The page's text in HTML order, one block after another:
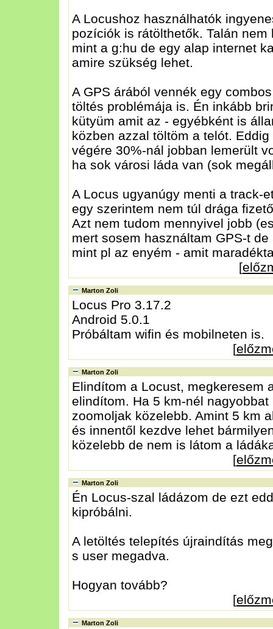
A Locushoz használhatók
pozíciók is rátölthetők. Talán
mint a g:hu de egy alap internet
amire szükség lehet.
A GPS árából vennék egy
töltés problémája is. Én inkább
kütyüm amit az - egyébként is
közben azzal töltöm a telót.
végére 30%-nál jobban lemerült
ha sok városi láda van (sok
A Locus ugyanúgy menti a track-
egy szerintem nem túl drága
Azt nem tudom mennyivel jobb
mert sosem használtam GPS-t
mint pl az enyém - amit
[
Marton Zoli
Locus Pro 3.17.2
Android 5.0.1
Próbáltam wifin és mobilneten is.
[
Marton Zoli
Elindítom a Locust, megkeresem
elindítom. Ha 5 km-nél
zoomoljak közelebb. Amint 5 km
és innentől kezdve lehet
közelebb de nem is látom a
[
Marton Zoli
Én Locus-szal ládázom de ezt
kipróbálni.
A letöltés telepítés újraindítás
s user megadva.
Hogyan tovább?
[
Marton Zoli